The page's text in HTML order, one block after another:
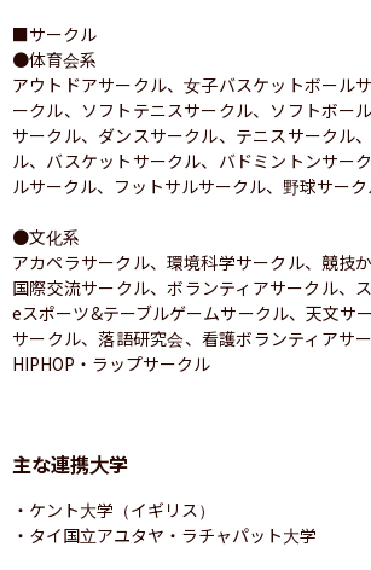
■サークル
●体育会系
アウトドアサークル、女子バスケットボール
ークル、ソフトテニスサークル、ソフトボー
サークル、ダンスサークル、テニスサークル
ル、バスケットサークル、バドミントンサー
ルサークル、フットサルサークル、野球サー
●文化系
アカペラサークル、環境科学サークル、競技か
国際交流サークル、ボランティアサークル、ス
eスポーツ&テーブルゲームサークル、天文サ
サークル、落語研究会、看護ボランティアサ
HIPHOP・ラップサークル
主な連携大学
・ケント大学（イギリス）
・タイ国立アユタヤ・ラチャパット大学